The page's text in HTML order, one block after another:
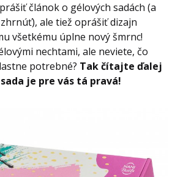
článok o gélových sadách (a
ale tiež oprášiť dizajn
všetkému úplne nový šmrnc!
nechtami, ale neviete, čo
potrebné? Tak čítajte ďalej
je pre vás tá pravá!